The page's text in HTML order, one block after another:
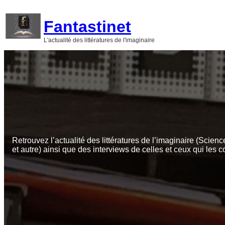
contenu
Fantastinet
L'actualité des littératures de l'imaginaire
Retrouvez l’actualité des littératures de l’imaginaire
et autre) ainsi que des interviews de celles et ceux qui les